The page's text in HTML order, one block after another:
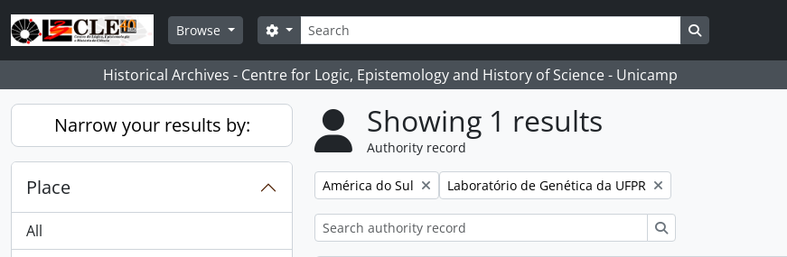
Skip to main content
Browse
Search
Search options
Historical Archives - Centre for Logic, Epistemology and History of Science - Unicamp
Narrow your results by:
Place
All
Showing 1 results
Authority record
Remove filter:
América do Sul Remove filter:
Laboratório de Genética da UFPR